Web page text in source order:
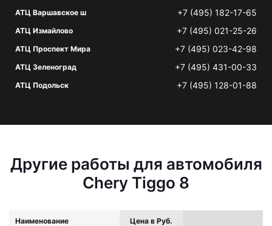
АТЦ Варшавское ш +7 (495) 182-17-65
АТЦ Измайлово +7 (495) 021-25-26
АТЦ Проспект Мира +7 (495) 023-42-98
АТЦ Зеленоград +7 (495) 431-00-33
АТЦ Подольск +7 (495) 128-01-88
Другие работы для автомобиля
Chery Tiggo 8
Наименование Цена в Руб.